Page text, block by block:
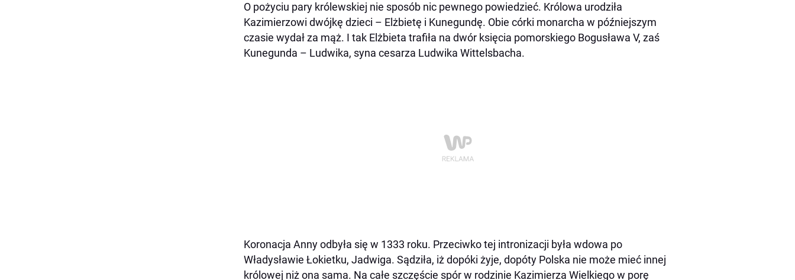
O pożyciu pary królewskiej nie sposób nic pewnego powiedzieć. Królowa urodziła
Kazimierzowi dwójkę dzieci – Elżbietę i Kunegundę. Obie córki monarcha w późniejszym
czasie wydał za mąż. I tak Elżbieta trafiła na dwór księcia pomorskiego Bogusława V, zaś
Kunegunda – Ludwika, syna cesarza Ludwika Wittelsbacha.
Koronacja Anny odbyła się w 1333 roku. Przeciwko tej intronizacji była wdowa po
Władysławie Łokietku, Jadwiga. Sądziła, iż dopóki żyje, dopóty Polska nie może mieć innej
królowej niż ona sama. Na całe szczęście spór w rodzinie Kazimierza Wielkiego w porę